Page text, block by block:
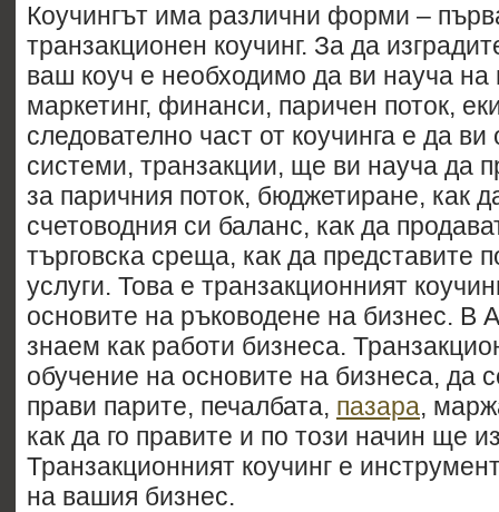
Коучингът има различни форми –
транзакционен коучинг. За да
ваш коуч е необходимо да ви науча на
маркетинг, финанси, паричен поток,
следователно част от коучинга е да
системи, транзакции, ще ви науча да
за паричния поток, бюджетиране, как
счетоводния си баланс, как да
търговска среща, как да представите
услуги. Това е транзакционният
основите на ръководене на бизнес. В
знаем как работи бизнеса.
обучение на основите на бизнеса, да
прави парите, печалбата, пазара,
как да го правите и по този начин ще
Транзакционният коучинг е
на вашия бизнес.